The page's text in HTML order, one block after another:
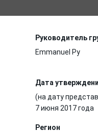
Руководитель
Emmanuel Py
Дата
(на дату
7 июня 2017 года
Регион